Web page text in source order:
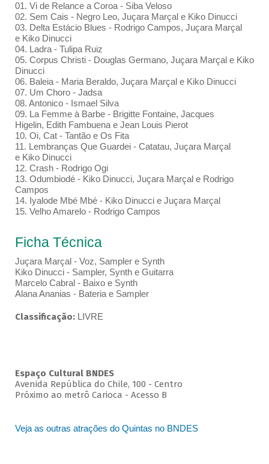
01. Vi de Relance a Coroa - Siba Veloso
02. Sem Cais - Negro Leo, Juçara Marçal e Kiko Dinucci
03. Delta Estácio Blues - Rodrigo Campos, Juçara Marçal
e Kiko Dinucci
04. Ladra - Tulipa Ruiz
05. Corpus Christi - Douglas Germano, Juçara Marçal e Kiko
Dinucci
06. Baleia - Maria Beraldo, Juçara Marçal e Kiko Dinucci
07. Um Choro - Jadsa
08. Antonico - Ismael Silva
09. La Femme à Barbe - Brigitte Fontaine, Jacques
Higelin, Edith Fambuena e Jean Louis Pierot
10. Oi, Cat - Tantão e Os Fita
11. Lembranças Que Guardei - Catatau, Juçara Marçal
e Kiko Dinucci
12. Crash - Rodrigo Ogi
13. Odumbiodé - Kiko Dinucci, Juçara Marçal e Rodrigo
Campos
14. Iyalode Mbé Mbé - Kiko Dinucci e Juçara Marçal
15. Velho Amarelo - Rodrigo Campos
Ficha Técnica
Juçara Marçal - Voz, Sampler e Synth
Kiko Dinucci - Sampler, Synth e Guitarra
Marcelo Cabral - Baixo e Synth
Alana Ananias - Bateria e Sampler
Classificação: LIVRE
Espaço Cultural BNDES
Avenida República do Chile, 100 - Centro
Próximo ao metrô Carioca - Acesso B
Veja as outras atrações do Quintas no BNDES